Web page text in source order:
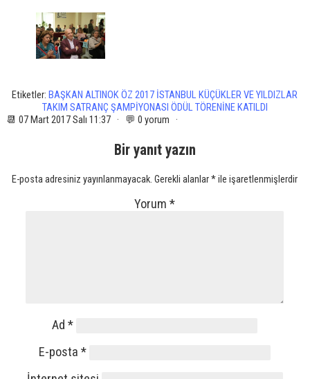
Etiketler:BAŞKAN ALTINOK ÖZ 2017 İSTANBUL KÜÇÜKLER VE YILDIZLAR
TAKIM SATRANÇ ŞAMPİYONASI ÖDÜL TÖRENİNE KATILDI
📆 07 Mart 2017 Salı 11:37 · 💬 0 yorum ·
Bir yanıt yazın
E-posta adresiniz yayınlanmayacak. Gerekli alanlar*ile işaretlenmişlerdir
Yorum*
Ad*
E-posta*